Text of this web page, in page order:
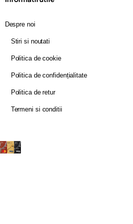
Despre noi
Stiri si noutati
Politica de cookie
Politica de confidențialitate
Politica de retur
Termeni si conditii